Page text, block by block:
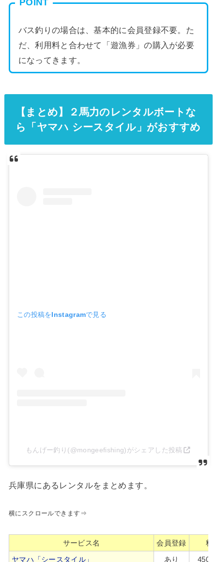
POINT
バス釣りの場合は、基本的に会員登録不要。た
だ、利用料と合わせて「遊漁券」の購入が必要
になってきます。
【まとめ】２馬力のレンタルボートな
ら「ヤマハ シースタイル」がおすすめ
この投稿をInstagramで見る
もんげー釣り(@mongeefishing)がシェアした投稿
兵庫県にあるレンタルをまとめます。
横にスクロールできます⇒
サービス名 会員登録
料
ヤマハ「シースタイル」
あり 4500